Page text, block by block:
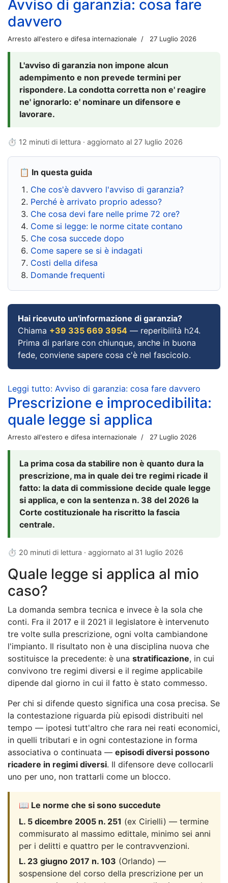
Avviso di garanzia: cosa fare
davvero
Arresto all'estero e difesa internazionale 27 Luglio 2026
L'avviso di garanzia non impone alcun
adempimento e non prevede termini per
rispondere. La condotta corretta non e' reagire
ne' ignorarlo: e' nominare un difensore e
lavorare.
⏱ 12 minuti di lettura · aggiornato al 27 luglio 2026
📋 In questa guida
Che cos'è davvero l'avviso di garanzia?
Perché è arrivato proprio adesso?
Che cosa devi fare nelle prime 72 ore?
Come si legge: le norme citate contano
Che cosa succede dopo
Come sapere se si è indagati
Costi della difesa
Domande frequenti
Hai ricevuto un'informazione di garanzia?
Chiama +39 335 669 3954 — reperibilità h24.
Prima di parlare con chiunque, anche in buona
fede, conviene sapere cosa c'è nel fascicolo.
Leggi tutto: Avviso di garanzia: cosa fare davvero
Prescrizione e improcedibilita:
quale legge si applica
Arresto all'estero e difesa internazionale 27 Luglio 2026
La prima cosa da stabilire non è quanto dura la
prescrizione, ma in quale dei tre regimi ricade il
fatto: la data di commissione decide quale legge
si applica, e con la sentenza n. 38 del 2026 la
Corte costituzionale ha riscritto la fascia
centrale.
⏱ 20 minuti di lettura · aggiornato al 31 luglio 2026
Quale legge si applica al mio
caso?
La domanda sembra tecnica e invece è la sola che
conti. Fra il 2017 e il 2021 il legislatore è intervenuto
tre volte sulla prescrizione, ogni volta cambiandone
l'impianto. Il risultato non è una disciplina nuova che
sostituisce la precedente: è una stratificazione, in cui
convivono tre regimi diversi e il regime applicabile
dipende dal giorno in cui il fatto è stato commesso.
Per chi si difende questo significa una cosa precisa. Se
la contestazione riguarda più episodi distribuiti nel
tempo — ipotesi tutt'altro che rara nei reati economici,
in quelli tributari e in ogni contestazione in forma
associativa o continuata — episodi diversi possono
ricadere in regimi diversi. Il difensore deve collocarli
uno per uno, non trattarli come un blocco.
📖 Le norme che si sono succedute
L. 5 dicembre 2005 n. 251 (ex Cirielli) — termine
commisurato al massimo edittale, minimo sei anni
per i delitti e quattro per le contravvenzioni.
L. 23 giugno 2017 n. 103 (Orlando) —
sospensione del corso della prescrizione per un